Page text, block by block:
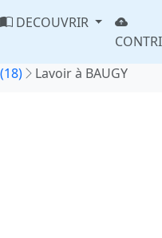
DECOUVRIR
Lavoir à BAUGY